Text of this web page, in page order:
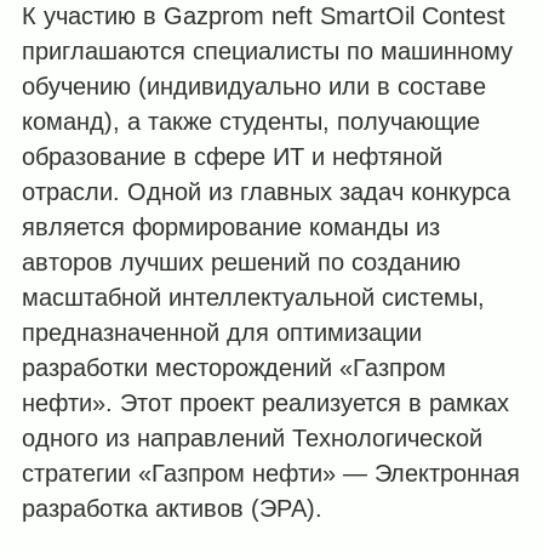
К участию в Gazprom neft SmartOil Contest
приглашаются специалисты по машинному
обучению (индивидуально или в составе
команд), а также студенты, получающие
образование в сфере ИТ и нефтяной
отрасли. Одной из главных задач конкурса
является формирование команды из
авторов лучших решений по созданию
масштабной интеллектуальной системы,
предназначенной для оптимизации
разработки месторождений «Газпром
нефти». Этот проект реализуется в рамках
одного из направлений Технологической
стратегии «Газпром нефти» — Электронная
разработка активов (ЭРА).